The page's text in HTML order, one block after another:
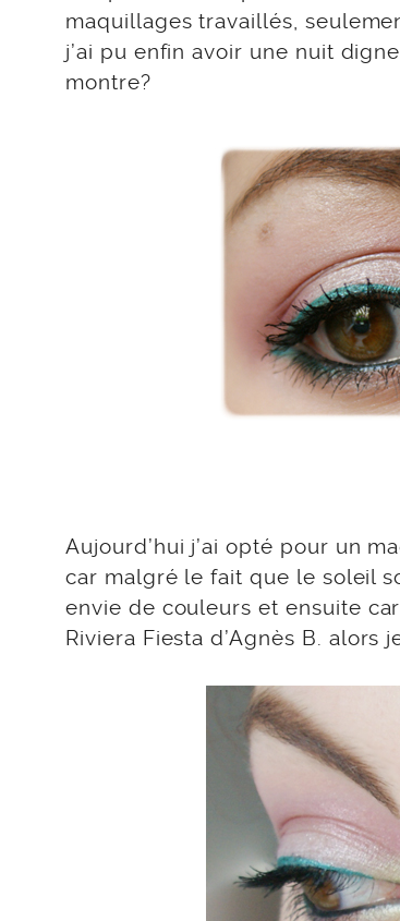
maquillages travaillés,
j’ai pu enfin avoir une nuit
montre?
Aujourd’hui j’ai opté pour un
car malgré le fait que le soleil
envie de couleurs et ensuite
Riviera Fiesta d’Agnès B.